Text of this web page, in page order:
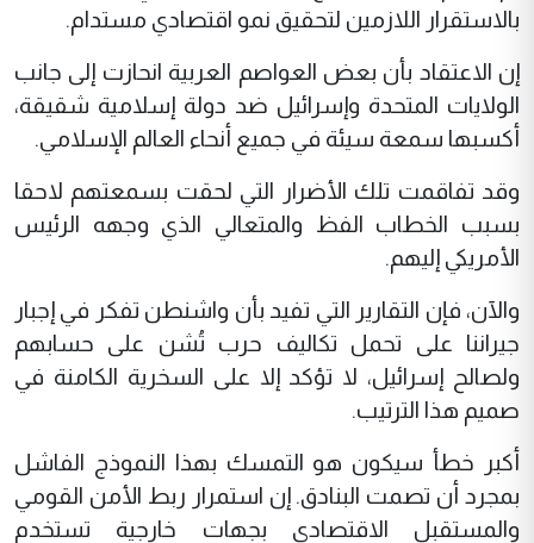
بالاستقرار اللازمين لتحقيق نمو اقتصادي مستدام.
إن الاعتقاد بأن بعض العواصم العربية انحازت إلى جانب
الولايات المتحدة وإسرائيل ضد دولة إسلامية شقيقة،
أكسبها سمعة سيئة في جميع أنحاء العالم الإسلامي.
وقد تفاقمت تلك الأضرار التي لحقت بسمعتهم لاحقا
بسبب الخطاب الفظ والمتعالي الذي وجهه الرئيس
الأمريكي إليهم.
والآن، فإن التقارير التي تفيد بأن واشنطن تفكر في إجبار
جيراننا على تحمل تكاليف حرب تُشن على حسابهم
ولصالح إسرائيل، لا تؤكد إلا على السخرية الكامنة في
صميم هذا الترتيب.
أكبر خطأ سيكون هو التمسك بهذا النموذج الفاشل
بمجرد أن تصمت البنادق. إن استمرار ربط الأمن القومي
والمستقبل الاقتصادي بجهات خارجية تستخدم